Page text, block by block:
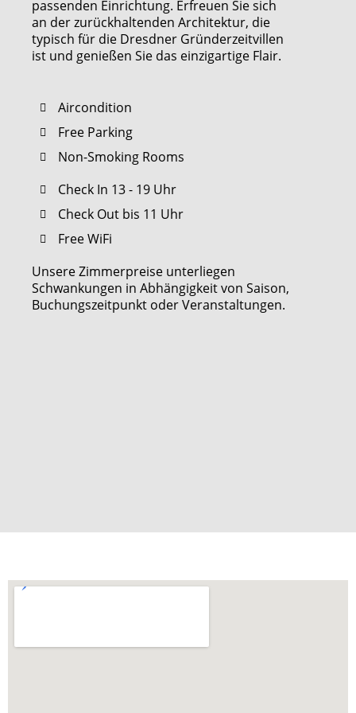
passenden Einrichtung. Erfreuen Sie sich
an der zurückhaltenden Architektur, die
typisch für die Dresdner Gründerzeitvillen
ist und genießen Sie das einzigartige Flair.
Aircondition
Free Parking
Non-Smoking Rooms
Check In 13 - 19 Uhr
Check Out bis 11 Uhr
Free WiFi
Unsere Zimmerpreise unterliegen
Schwankungen in Abhängigkeit von Saison,
Buchungszeitpunkt oder Veranstaltungen.